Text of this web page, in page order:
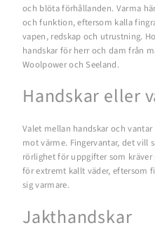
och blöta förhållanden. Varma
och funktion, eftersom kalla
vapen, redskap och utrustning.
handskar för herr och dam från
Woolpower och Seeland.
Handskar eller
Valet mellan handskar och
mot värme. Fingervantar, det vill
rörlighet för uppgifter som
för extremt kallt väder, eftersom
sig varmare.
Jakthandskar